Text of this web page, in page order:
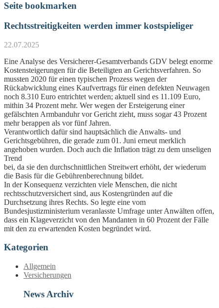
Seite bookmarken
Rechtsstreitigkeiten werden immer kostspieliger
22.07.2025
Eine Analyse des Versicherer-Gesamtverbands GDV belegt enorme
Kostensteigerungen für die Beteiligten an Gerichtsverfahren. So
mussten 2020 für einen typischen Prozess wegen der
Rückabwicklung eines Kaufvertrags für einen defekten Neuwagen
noch 8.310 Euro entrichtet werden; aktuell sind es 11.109 Euro,
mithin 34 Prozent mehr. Wer wegen der Ersteigerung einer
gefälschten Armbanduhr vor Gericht zieht, muss sogar 43 Prozent
mehr berappen als vor fünf Jahren.
Verantwortlich dafür sind hauptsächlich die Anwalts- und
Gerichtsgebühren, die gerade zum 01. Juni erneut merklich
angehoben wurden. Doch auch die Inflation trägt zu dem unseligen
Trend
bei, da sie den durchschnittlichen Streitwert erhöht, der wiederum
die Basis für die Gebührenberechnung bildet.
In der Konsequenz verzichten viele Menschen, die nicht
rechtsschutzversichert sind, aus Kostengründen auf die
Durchsetzung ihres Rechts. So legte eine vom
Bundesjustizministerium veranlasste Umfrage unter Anwälten offen,
dass ein Klageverzicht von den Mandanten in 60 Prozent der Fälle
mit den zu erwartenden Kosten begründet wird.
Kategorien
Allgemein
Versicherungen
News Archiv